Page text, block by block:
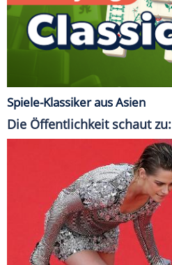
Spiele-Klassiker aus Asien
Die Öffentlichkeit schaut zu: